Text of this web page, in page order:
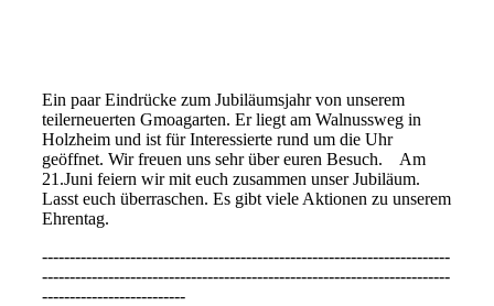
Ein paar Eindrücke zum Jubiläumsjahr von unserem
teilerneuerten Gmoagarten. Er liegt am Walnussweg in
Holzheim und ist für Interessierte rund um die Uhr
geöffnet. Wir freuen uns sehr über euren Besuch. Am
21.Juni feiern wir mit euch zusammen unser Jubiläum.
Lasst euch überraschen. Es gibt viele Aktionen zu unserem
Ehrentag.
--------------------------------------------------------------------------
--------------------------------------------------------------------------
--------------------------